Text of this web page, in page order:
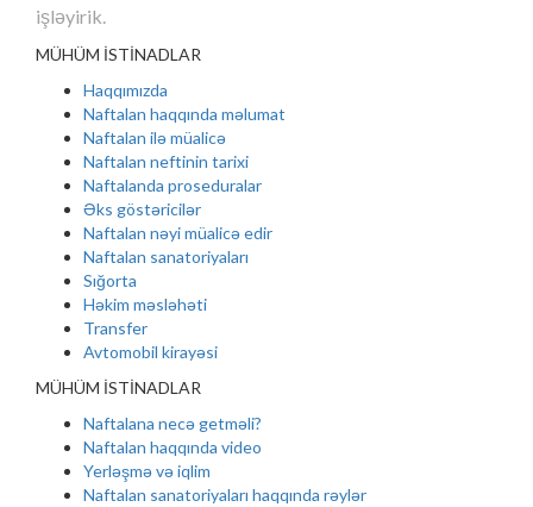
KARDİOLOQ
işləyirik.
MÜHÜM İSTİNADLAR
Haqqımızda
Naftalan haqqında məlumat
Naftalan ilə müalicə
Naftalan neftinin tarixi
Naftalanda proseduralar
Əks göstəricilər
Naftalan nəyi müalicə edir
Naftalan sanatoriyaları
Sığorta
Həkim məsləhəti
Transfer
Avtomobil kirayəsi
MÜHÜM İSTİNADLAR
Naftalana necə getməli?
Naftalan haqqında video
Yerləşmə və iqlim
Naftalan sanatoriyaları haqqında rəylər